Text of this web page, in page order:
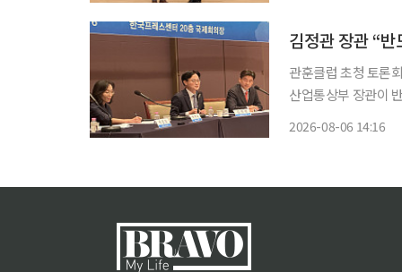
관훈클럽 초청 토론회
산업통상부 장관이
2026-08-06 14:16